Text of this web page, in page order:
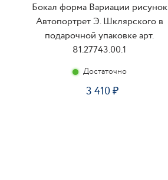
Бокал форма Вариации рисунок
Автопортрет Э. Шклярского в
подарочной упаковке арт.
81.27743.00.1
Достаточно
3 410